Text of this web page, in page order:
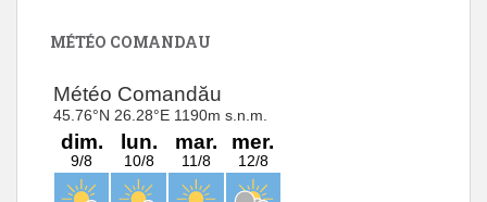
MÉTÉO COMANDAU